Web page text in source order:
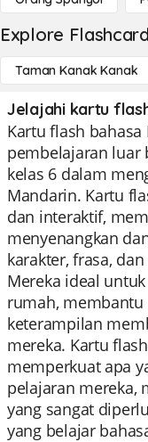
Explore
Taman Kanak Kanak
Jelajahi kartu
Kartu flash
pembelajaran luar
kelas 6 dalam
Mandarin. Kartu
dan interaktif,
menyenangkan
karakter, frasa,
Mereka ideal
rumah,
keterampilan
mereka. Kartu
memperkuat apa
pelajaran mereka,
yang sangat
yang belajar